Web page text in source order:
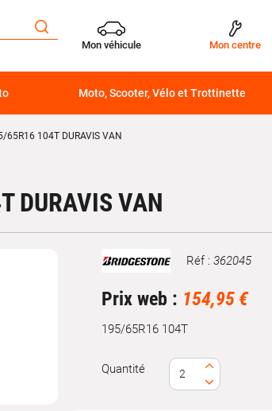
Mon véhicule Mon centre
Moto, Scooter, Vélo et Trottinette
65R16 104T DURAVIS VAN
DURAVIS VAN
Marque Réf : 362045
Prix web : 154,95 €
195/65R16 104T
Quantité